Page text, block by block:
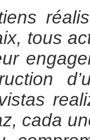
tous
cada